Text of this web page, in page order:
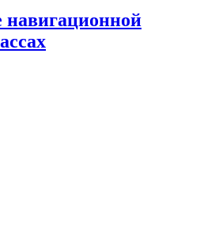
навигационной